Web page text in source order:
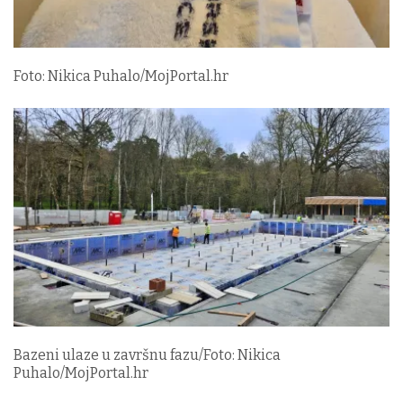
Foto: Nikica Puhalo/MojPortal.hr
Bazeni ulaze u završnu fazu/Foto: Nikica
Puhalo/MojPortal.hr